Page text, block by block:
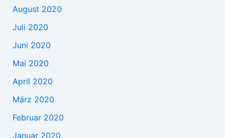
August 2020
Juli 2020
Juni 2020
Mai 2020
April 2020
März 2020
Februar 2020
Januar 2020